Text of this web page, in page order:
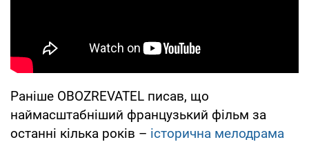
Раніше OBOZREVATEL писав, що
наймасштабніший французький фільм за
останні кілька років – історична мелодрама